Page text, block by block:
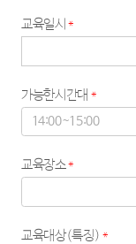
교육일시*
가능한시간대 *
교육장소*
교육대상(특징) *